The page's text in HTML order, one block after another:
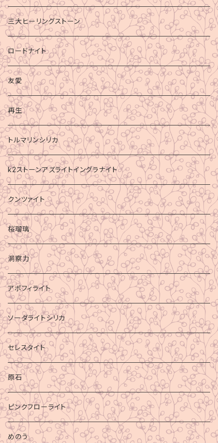
三大ヒーリングストーン
ロードナイト
友愛
再生
トルマリンシリカ
k2ストーンアズライトイングラナイト
クンツァイト
桜瑠璃
洞察力
アポフィライト
ソーダライトシリカ
セレスタイト
原石
ピンクフローライト
めのう